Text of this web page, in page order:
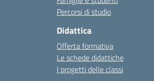
Percorsi di studio
Didattica
Offerta formativa
Le schede didattiche
I progetti delle classi